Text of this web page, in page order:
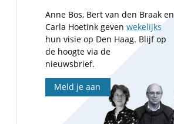
Anne Bos, Bert van den Braak en
Carla Hoetink gevenwekelijks
hun visie op Den Haag. Blijf op
de hoogte via de
nieuwsbrief.
Meld je aan